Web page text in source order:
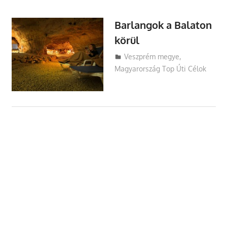
Barlangok a Balaton
körül
Utazasok.org
Veszprém megye,
Magyarország Top Úti Célok